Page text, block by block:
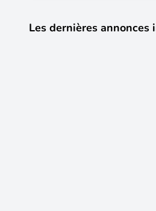
Les dernières